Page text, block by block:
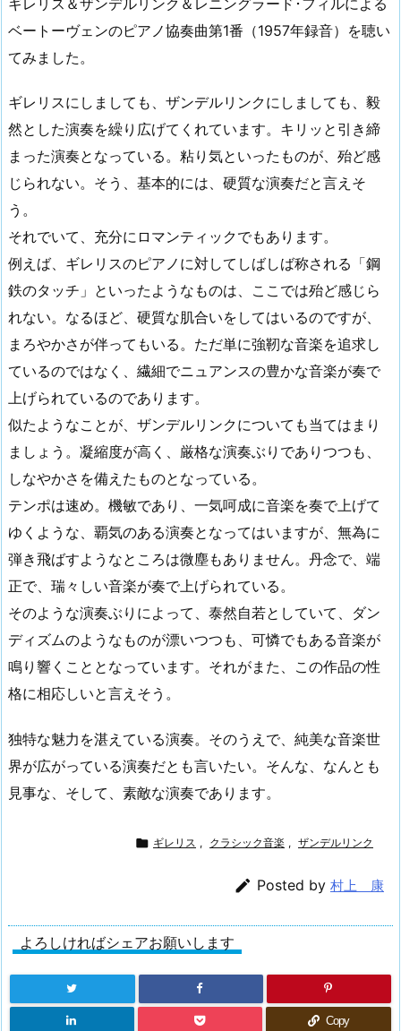
ベートーヴェンのピアノ協奏曲第1番（1957年録音）を聴い
てみました。
ギレリスにしましても、ザンデルリンクにしましても、毅
然とした演奏を繰り広げてくれています。キリッと引き締
まった演奏となっている。粘り気といったものが、殆ど感
じられない。そう、基本的には、硬質な演奏だと言えそ
う。
それでいて、充分にロマンティックでもあります。
例えば、ギレリスのピアノに対してしばしば称される「鋼
鉄のタッチ」といったようなものは、ここでは殆ど感じら
れない。なるほど、硬質な肌合いをしてはいるのですが、
まろやかさが伴ってもいる。ただ単に強靭な音楽を追求し
ているのではなく、繊細でニュアンスの豊かな音楽が奏で
上げられているのであります。
似たようなことが、ザンデルリンクについても当てはまり
ましょう。凝縮度が高く、厳格な演奏ぶりでありつつも、
しなやかさを備えたものとなっている。
テンポは速め。機敏であり、一気呵成に音楽を奏で上げて
ゆくような、覇気のある演奏となってはいますが、無為に
弾き飛ばすようなところは微塵もありません。丹念で、端
正で、瑞々しい音楽が奏で上げられている。
そのような演奏ぶりによって、泰然自若としていて、ダン
ディズムのようなものが漂いつつも、可憐でもある音楽が
鳴り響くこととなっています。それがまた、この作品の性
格に相応しいと言えそう。
独特な魅力を湛えている演奏。そのうえで、純美な音楽世
界が広がっている演奏だとも言いたい。そんな、なんとも
見事な、そして、素敵な演奏であります。
 ギレリス , クラシック音楽 , ザンデルリンク
 Posted by 村上 康
よろしければシェアお願いします
Copy